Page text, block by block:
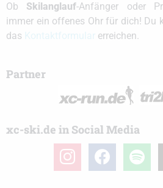
Ob Skilanglauf-Anfänger oder
immer ein offenes Ohr für dich! Du
das
erreichen.
Partner
xc-ski.de in Social Media
instagramfacebook spotify